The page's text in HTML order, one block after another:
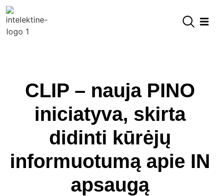
CLIP – nauja PINO
iniciatyva, skirta
didinti kūrėjų
informuotumą apie IN
apsaugą